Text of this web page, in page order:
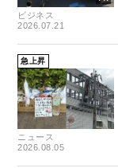
ビジネス
2026.07.21
急上昇
ニュース
2026.08.05